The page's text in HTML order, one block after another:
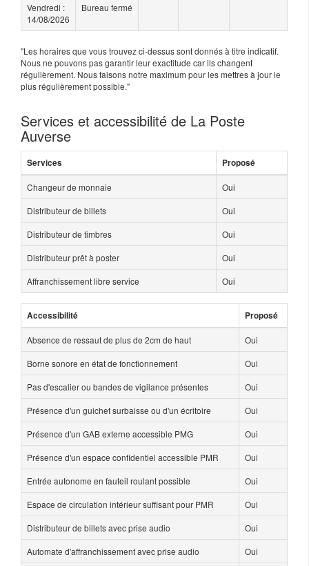
Vendredi :
14/08/2026
Bureau fermé
"Les horaires que vous trouvez ci-dessus sont donnés à titre indicatif.
Nous ne pouvons pas garantir leur exactitude car ils changent
régulièrement. Nous faisons notre maximum pour les mettres à jour le
plus régulièrement possible."
Services et accessibilité de La Poste
Auverse
Services Proposé
Changeur de monnaie
Oui
Distributeur de billets
Oui
Distributeur de timbres
Oui
Distributeur prêt à poster
Oui
Affranchissement libre service
Oui
Accessibilité Proposé
Absence de ressaut de plus de 2cm de haut
Oui
Borne sonore en état de fonctionnement
Oui
Pas d'escalier ou bandes de vigilance présentes
Oui
Présence d'un guichet surbaisse ou d'un écritoire
Oui
Présence d'un GAB externe accessible PMG
Oui
Présence d'un espace confidentiel accessible PMR
Oui
Entrée autonome en fauteil roulant possible
Oui
Espace de circulation intérieur suffisant pour PMR
Oui
Distributeur de billets avec prise audio
Oui
Automate d'affranchissement avec prise audio
Oui